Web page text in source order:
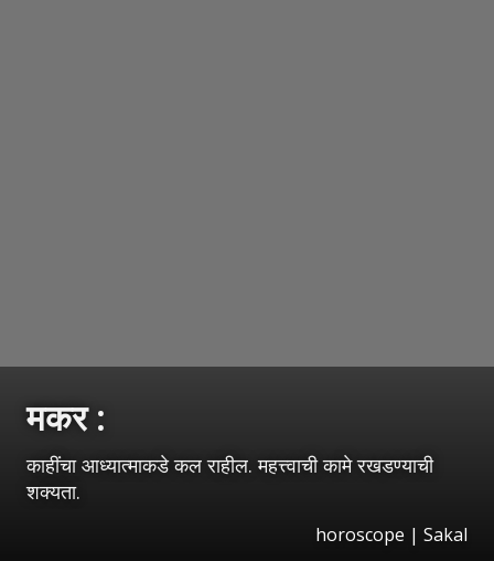
मकर :
काहींचा आध्यात्माकडे कल राहील. महत्त्वाची कामे रखडण्याची
शक्यता.
horoscope | Sakal